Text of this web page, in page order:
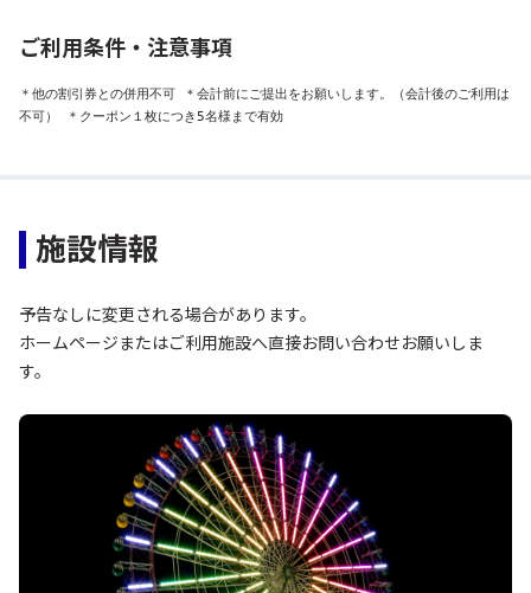
ご利用条件・注意事項
＊他の割引券との併用不可 ＊会計前にご提出をお願いします。（会計後のご利用は
不可） ＊クーポン１枚につき5名様まで有効
施設情報
予告なしに変更される場合があります。
ホームページまたはご利用施設へ直接お問い合わせお願いしま
す。